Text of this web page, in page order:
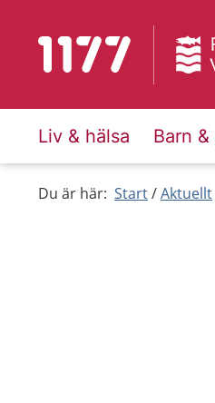
Till startsidan för 1177
Liv & hälsa Barn
Du är här: Start Aktuellt